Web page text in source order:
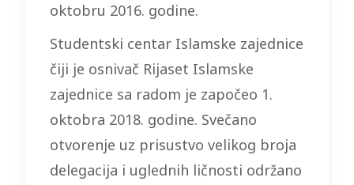
oktobru 2016. godine.
Studentski centar Islamske zajednice
čiji je osnivač Rijaset Islamske
zajednice sa radom je započeo 1.
oktobra 2018. godine. Svečano
otvorenje uz prisustvo velikog broja
delegacija i uglednih ličnosti održano